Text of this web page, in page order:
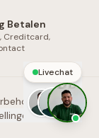
Betalen
Creditcard,
Livechat